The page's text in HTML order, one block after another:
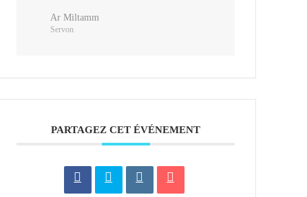
Ar Miltamm
Servon
PARTAGEZ CET ÉVÉNEMENT